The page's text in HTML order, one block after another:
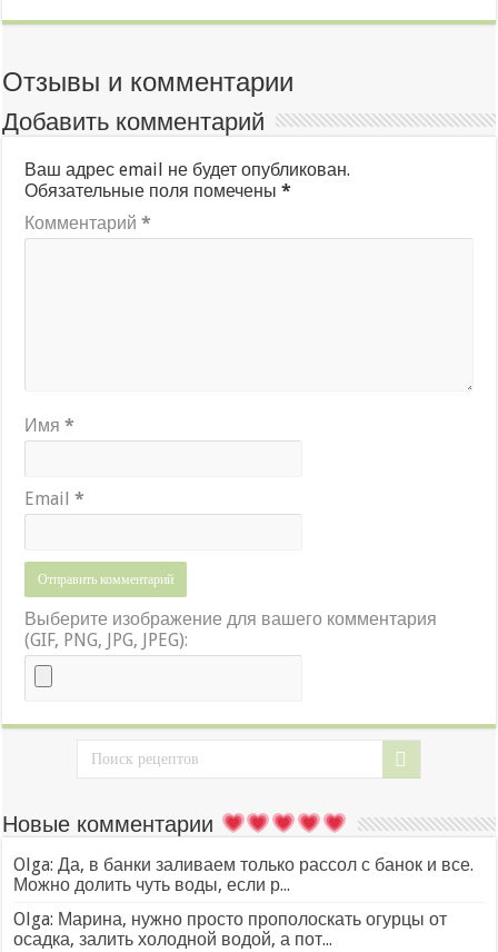
Отзывы и комментарии
Добавить комментарий
Ваш адрес email не будет опубликован.
Обязательные поля помечены*
Комментарий*
Имя*
Email*
Выберите изображение для вашего комментария
(GIF, PNG, JPG, JPEG):
Новые комментарии
Olga: Да, в банки заливаем только рассол с банок и все.
Можно долить чуть воды, если р...
Olga: Марина, нужно просто прополоскать огурцы от
осадка, залить холодной водой, а пот...